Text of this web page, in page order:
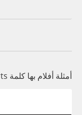
أمثلة أفلام بها كلمة Sweethearts